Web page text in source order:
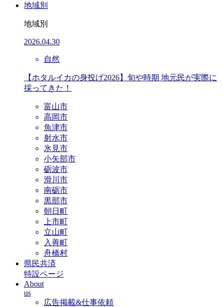
地域別
地域別
2026.04.30
自然
【ホタルイカの身投げ2026】旬や時期 地元民が実際に
採ってきた！
富山市
高岡市
魚津市
射水市
氷見市
小矢部市
砺波市
滑川市
南砺市
黒部市
朝日町
上市町
立山町
入善町
舟橋村
県民共済
特設ページ
About
us
広告掲載&仕事依頼